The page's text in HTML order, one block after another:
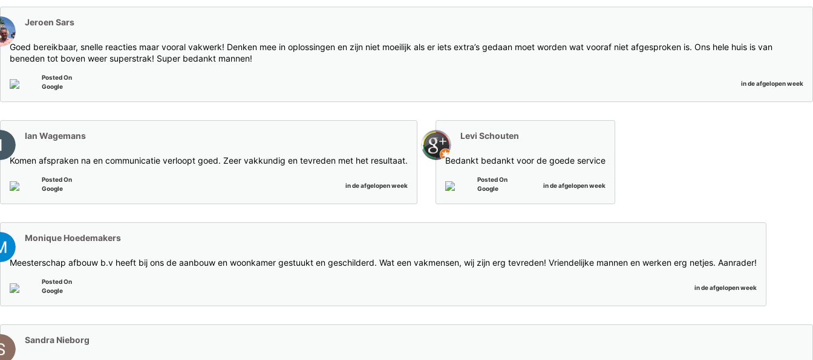
Jeroen Sars
Goed bereikbaar, snelle reacties maar vooral vakwerk! Denken mee in oplossingen en zijn niet moeilijk als er iets extra’s gedaan moet worden wat vooraf niet afgesproken is. Ons hele huis is van
beneden tot boven weer superstrak! Super bedankt mannen!
Posted On
Google
in de afgelopen week
Ian Wagemans
Komen afspraken na en communicatie verloopt goed. Zeer vakkundig en tevreden met het resultaat.
Posted On
Google
in de afgelopen week
Levi Schouten
Bedankt bedankt voor de goede service
Posted On
Google
in de afgelopen week
Monique Hoedemakers
Meesterschap afbouw b.v heeft bij ons de aanbouw en woonkamer gestuukt en geschilderd. Wat een vakmensen, wij zijn erg tevreden! Vriendelijke mannen en werken erg netjes. Aanrader!
Posted On
Google
in de afgelopen week
Sandra Nieborg